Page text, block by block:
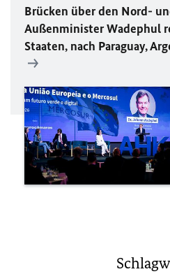
Brücken über den Nord-
Außenminister Wadephul
Staaten, nach Paraguay,